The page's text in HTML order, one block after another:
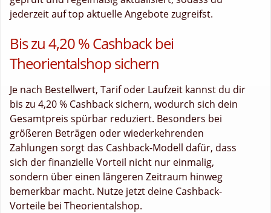
jederzeit auf top aktuelle Angebote zugreifst.
Bis zu 4,20 % Cashback bei
Theorientalshop sichern
Je nach Bestellwert, Tarif oder Laufzeit kannst du dir
bis zu 4,20 % Cashback sichern, wodurch sich dein
Gesamtpreis spürbar reduziert. Besonders bei
größeren Beträgen oder wiederkehrenden
Zahlungen sorgt das Cashback-Modell dafür, dass
sich der finanzielle Vorteil nicht nur einmalig,
sondern über einen längeren Zeitraum hinweg
bemerkbar macht. Nutze jetzt deine Cashback-
Vorteile bei Theorientalshop.